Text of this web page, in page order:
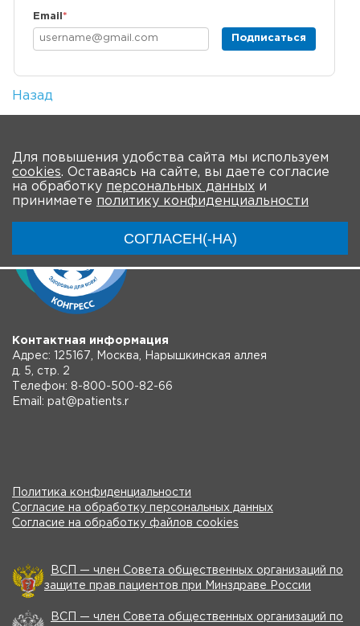
Email *
Подписаться
Назад
Для повышения удобства сайта мы используем
cookies. Оставаясь на сайте, вы даете согласие
на обработку персональных данных и
принимаете политику конфиденциальности
СОГЛАСЕН(-НА)
Контактная информация
Адрес: 125167, Москва, Нарышкинская аллея
д. 5, стр. 2
Телефон: 8-800-500-82-66
Email: pat@patients.r
Политика конфиденциальности
Согласие на обработку персональных данных
Согласие на обработку файлов cookies
ВСП — член Совета общественных организаций по
защите прав пациентов при Минздраве России
ВСП — член Совета общественных организаций по